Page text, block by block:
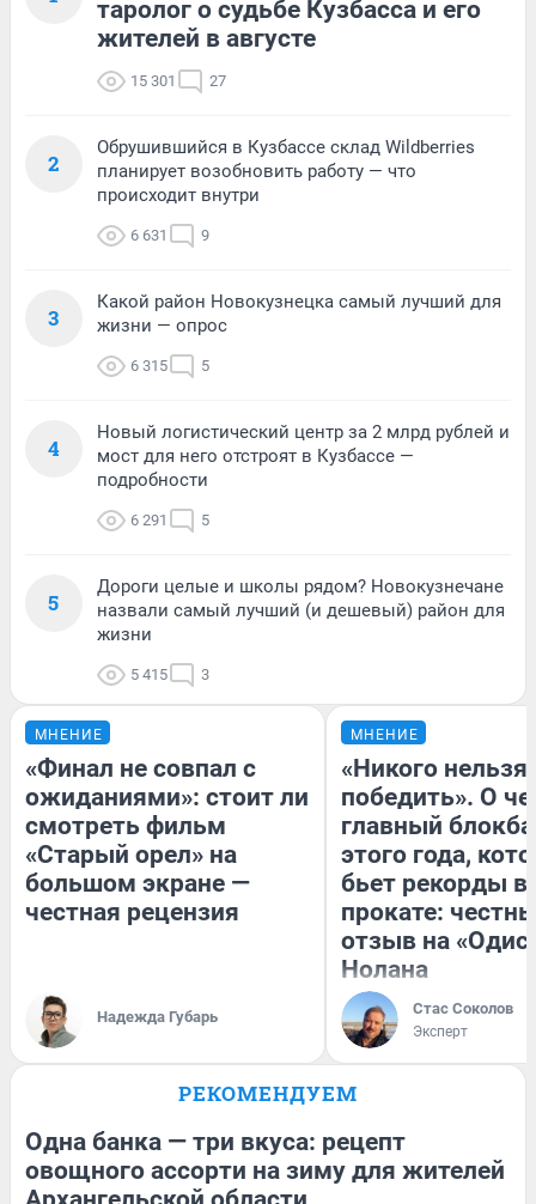
таролог о судьбе Кузбасса и его
жителей в августе
15 301 27
2
Обрушившийся в Кузбассе склад Wildberries
планирует возобновить работу — что
происходит внутри
6 631 9
3
Какой район Новокузнецка самый лучший для
жизни — опрос
6 315 5
4
Новый логистический центр за 2 млрд рублей и
мост для него отстроят в Кузбассе —
подробности
6 291 5
5
Дороги целые и школы рядом? Новокузнечане
назвали самый лучший (и дешевый) район для
жизни
5 415 3
МНЕНИЕ
«Финал не совпал с
ожиданиями»: стоит ли
смотреть фильм
«Старый орел» на
большом экране —
честная рецензия
Надежда Губарь
МНЕНИЕ
«Никого нельзя
победить». О
главный
этого года,
бьет рекорды в
прокате:
отзыв на
Нолана
Стас Соколов
Эксперт
РЕКОМЕНДУЕМ
Одна банка — три вкуса: рецепт
овощного ассорти на зиму для жителей